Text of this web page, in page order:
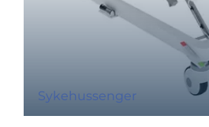
Sykehussenger